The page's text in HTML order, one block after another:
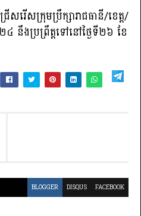
ើសរើសក្រុមប្រឹក្សារាជធានី/ខេត្ត/
នឹងប្រព្រឹត្តទៅនៅថ្ងៃទី២៦ ខែ
BLOGGER DISQUS FACEBOOK